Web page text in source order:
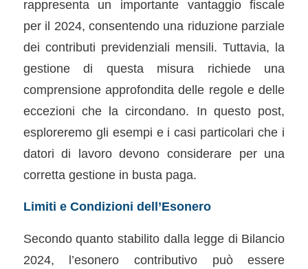
rappresenta un importante vantaggio fiscale
per il 2024, consentendo una riduzione parziale
dei contributi previdenziali mensili. Tuttavia, la
gestione di questa misura richiede una
comprensione approfondita delle regole e delle
eccezioni che la circondano. In questo post,
esploreremo gli esempi e i casi particolari che i
datori di lavoro devono considerare per una
corretta gestione in busta paga.
Limiti e Condizioni dell’Esonero
Secondo quanto stabilito dalla legge di Bilancio
2024, l’esonero contributivo può essere